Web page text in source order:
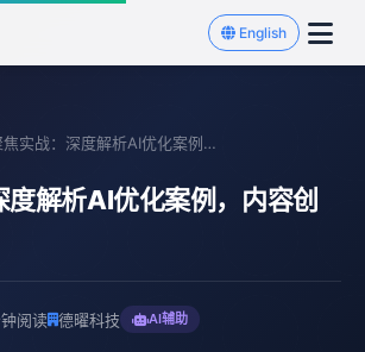
English
聚焦实战：深度解析AI优化案例，内容创作新高度
解析AI优化案例，内容创
阅读 德曜科技 AI辅助